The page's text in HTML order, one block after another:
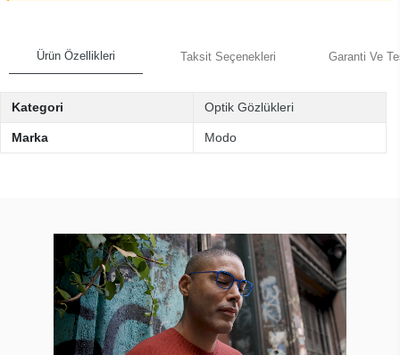
Ürün Özellikleri Taksit Seçenekleri Garanti Ve
Kategori Optik Gözlükleri
Marka Modo